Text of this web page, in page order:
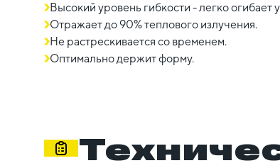
Высокий уровень гибкости - легко
Отражает до 90% теплового излучения.
Не растрескивается со временем.
Оптимально держит форму.